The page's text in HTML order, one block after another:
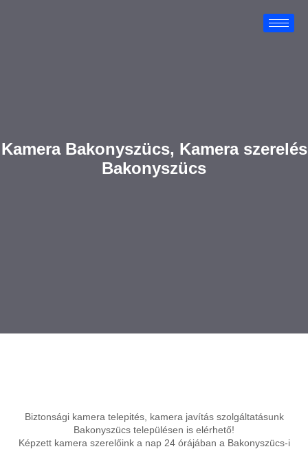
Kamera Bakonyszücs, Kamera szerelés
Bakonyszücs
Biztonsági kamera telepités, kamera javítás szolgáltatásunk
Bakonyszücs településen is elérhető!
Képzett kamera szerelőink a nap 24 órájában a Bakonyszücs-i